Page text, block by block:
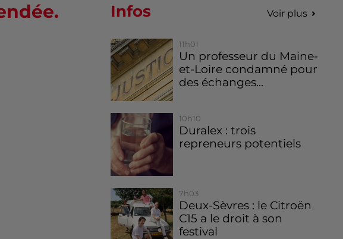
Infos Voir plus
11h01
Un professeur du Maine-
et-Loire condamné pour
des échanges...
10h10
Duralex : trois
repreneurs potentiels
7h03
Deux-Sèvres : le Citroën
C15 a le droit à son
festival